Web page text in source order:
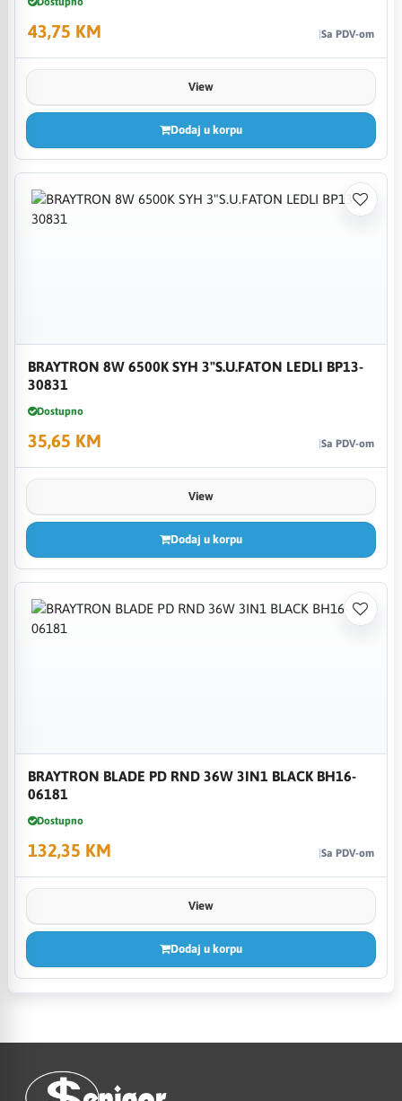
43,75 KM Sa PDV-om
View
Dodaj u korpu
BRAYTRON 8W 6500K SYH 3"S.U.FATON LEDLI BP13-
30831
Dostupno
35,65 KM Sa PDV-om
View
Dodaj u korpu
BRAYTRON BLADE PD RND 36W 3IN1 BLACK BH16-
06181
Dostupno
132,35 KM Sa PDV-om
View
Dodaj u korpu